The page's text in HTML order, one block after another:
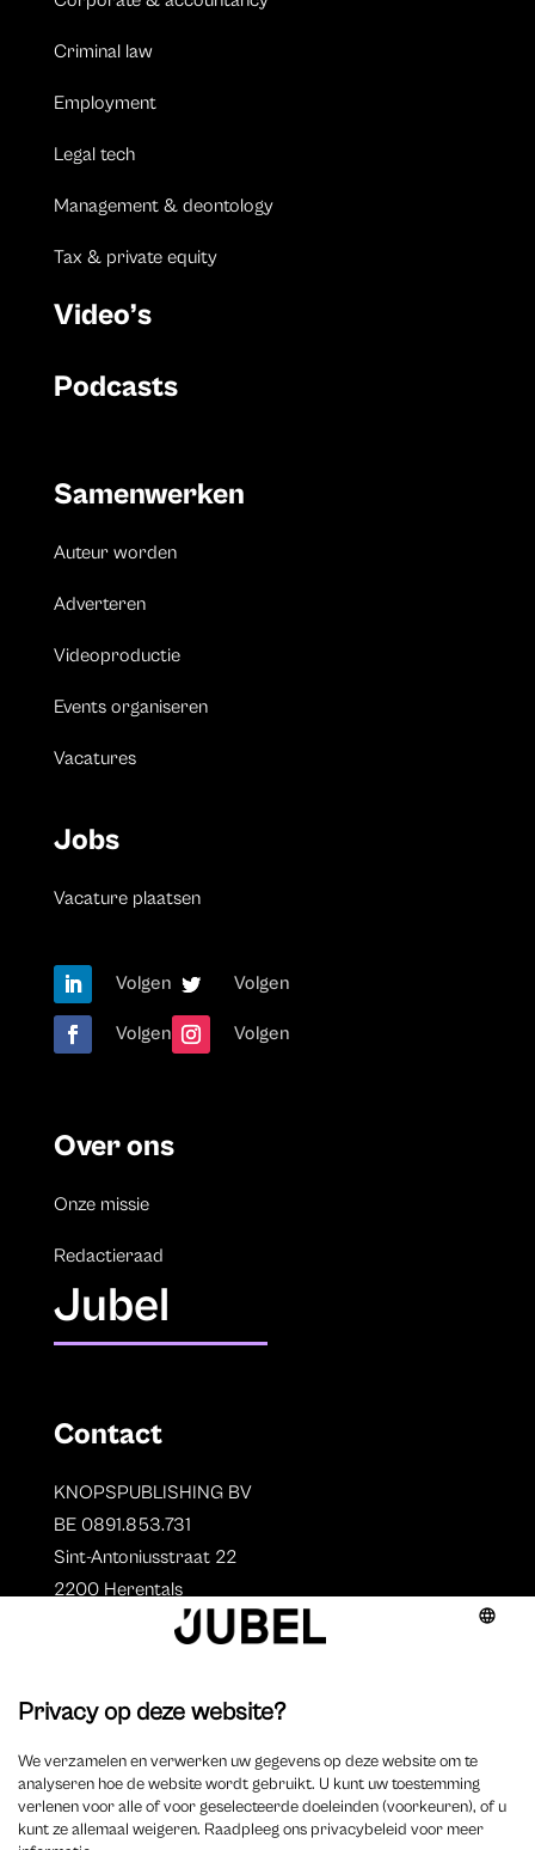
Criminal law
Employment
Legal tech
Management & deontology
Tax & private equity
Video’s
Podcasts
Samenwerken
Auteur worden
Adverteren
Videoproductie
Events organiseren
Vacatures
Jobs
Vacature plaatsen
Volgen Volgen
Volgen Volgen
Over ons
Onze missie
Redactieraad
Jubel
Contact
KNOPSPUBLISHING BV
BE 0891.853.731
Sint-Antoniusstraat 22
2200 Herentals
Auteurs
Overzicht auteurs
Auteur worden?